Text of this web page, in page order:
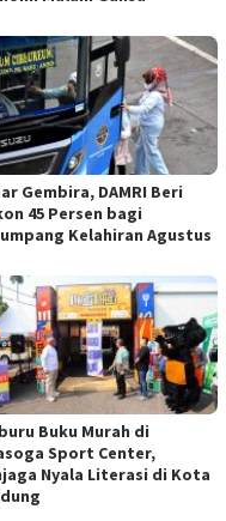
Gembira, DAMRI Beri
45 Persen bagi
Kelahiran Agustus
Buku Murah di
Sport Center,
Nyala Literasi di Kota